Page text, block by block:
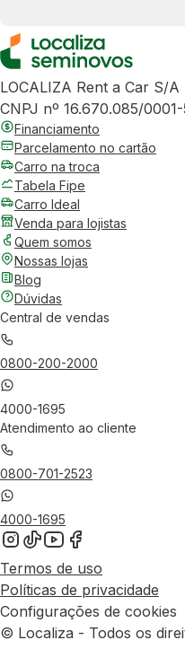
LOCALIZA Rent a Car S/A
CNPJ nº 16.670.085/0001-
Financiamento
Parcelamento no cartão
Carro na troca
Tabela Fipe
Carro Ideal
Venda para lojistas
Quem somos
Nossas lojas
Blog
Dúvidas
Central de vendas
0800-200-2000
4000-1695
Atendimento ao cliente
0800-701-2523
4000-1695
Termos de uso
Políticas de privacidade
Configurações de cookies
© Localiza - Todos os